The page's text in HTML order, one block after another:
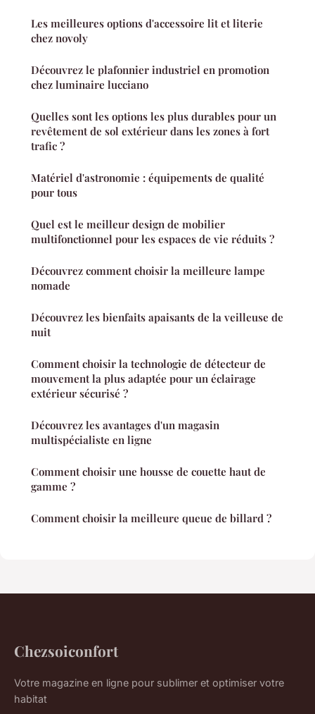
Les meilleures options d'accessoire lit et literie
chez novoly
Découvrez le plafonnier industriel en promotion
chez luminaire lucciano
Quelles sont les options les plus durables pour un
revêtement de sol extérieur dans les zones à fort
trafic ?
Matériel d'astronomie : équipements de qualité
pour tous
Quel est le meilleur design de mobilier
multifonctionnel pour les espaces de vie réduits ?
Découvrez comment choisir la meilleure lampe
nomade
Découvrez les bienfaits apaisants de la veilleuse de
nuit
Comment choisir la technologie de détecteur de
mouvement la plus adaptée pour un éclairage
extérieur sécurisé ?
Découvrez les avantages d'un magasin
multispécialiste en ligne
Comment choisir une housse de couette haut de
gamme ?
Comment choisir la meilleure queue de billard ?
Chezsoiconfort
Votre magazine en ligne pour sublimer et optimiser votre
habitat